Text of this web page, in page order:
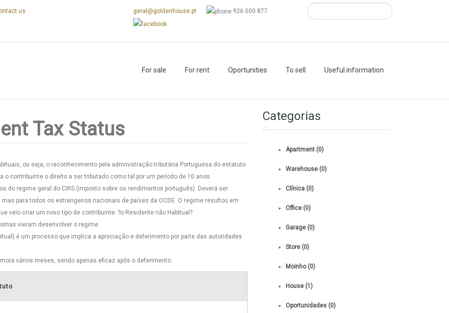
us geral@goldenhouse.pt 926 000 877
For sale For rent Oportunities To sell Useful information
Tax Status
ou seja, o reconhecimento pela administração tributária Portuguesa do estatuto
o contribuinte o direito a ser tributado como tal por um período de 10 anos
do regime geral do CIRS (imposto sobre os rendimentos português). Deverá ser
para todos os estrangeiros nacionais de países da OCDE. O regime resultou em
veio criar um novo tipo de contribuinte: ?o Residente não Habitual?
vieram desenvolver o regime.
é um processo que implica a apreciação e deferimento por parte das autoridades
vários meses, sendo apenas eficaz após o deferimento.
Categorias
Apartment (0)
Warehouse (0)
Clínica (0)
Office (0)
Garage (0)
Store (0)
Moinho (0)
House (1)
Oportunidades (0)